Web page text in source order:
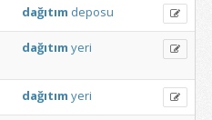
dağıtım deposu
dağıtım yeri
dağıtım yeri